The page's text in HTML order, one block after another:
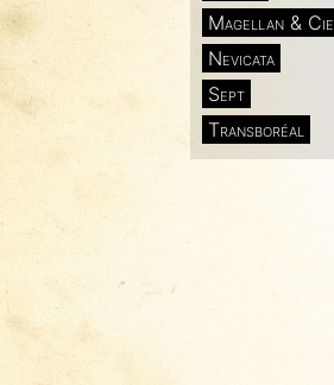
Magellan & Cie
Nevicata
Sept
Transboréal